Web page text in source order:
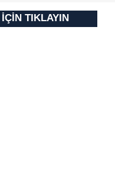
TIKLAYIN